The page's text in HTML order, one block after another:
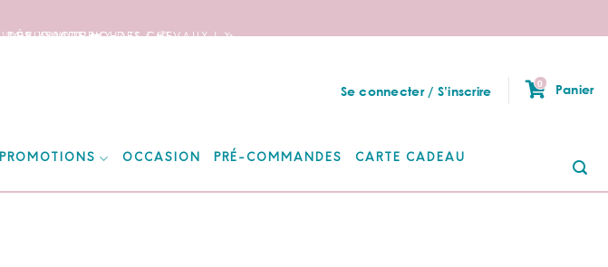
AUX AMOUREUX DES CHEVAUX ! 🦄
DÈS 150€ D’ACHATS ! 📦
❤️
Se connecter / S’inscrire
0 Panier
PROMOTIONS OCCASION PRÉ-COMMANDES
CARTE CADEAU